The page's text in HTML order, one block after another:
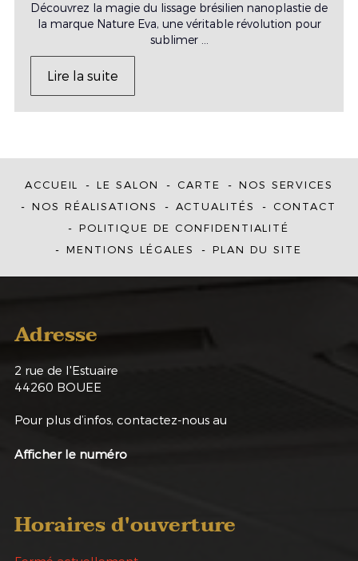
Découvrez la magie du lissage brésilien nanoplastie de
la marque Nature Eva, une véritable révolution pour
sublimer ...
Lire la suite
ACCUEIL LE SALON CARTE
NOS SERVICES
NOS RÉALISATIONS
ACTUALITÉS
CONTACT
POLITIQUE DE CONFIDENTIALITÉ
MENTIONS LÉGALES
PLAN DU SITE
Adresse
2 rue de l'Estuaire
44260 BOUEE
Pour plus d’infos, contactez-nous au
Afficher le numéro
Horaires d'ouverture